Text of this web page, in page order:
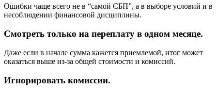
Ошибки чаще всего не в “самой СБП”, а в выборе условий и в
несоблюдении финансовой дисциплины.
Смотреть только на переплату в одном месяце.
Даже если в начале сумма кажется приемлемой, итог может
оказаться выше из-за общей стоимости и комиссий.
Игнорировать комиссии.